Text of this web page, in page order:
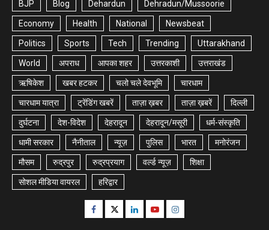
BJP Blog Dehardun Dehradun/Mussoorie
Economy Health National Newsbeat
Politics Sports Tech Trending Uttarakhand
World अपराध आपका शहर उत्तरकाशी उत्तराखंड
ऋषिकेश खबर हटकर चलो चले देवभूमि चारधाम
चारधाम यात्रा ट्रेंडिंग खबरें ताज़ा ख़बर ताज़ा ख़बरें दिल्ली
दुर्घटना देश-विदेश देहरादून देहरादून/मसूरी धर्म-संस्कृति
धामी सरकार नैनीताल न्यूज़ पुलिस भारत मनोरंजन
मौसम रुद्रपुर रुद्रप्रयाग वर्ल्ड न्यूज़ शिक्षा
सोशल मीडिया वायरल हरिद्वार
Facebook
TwitterLinkedinYoutubeInstagram